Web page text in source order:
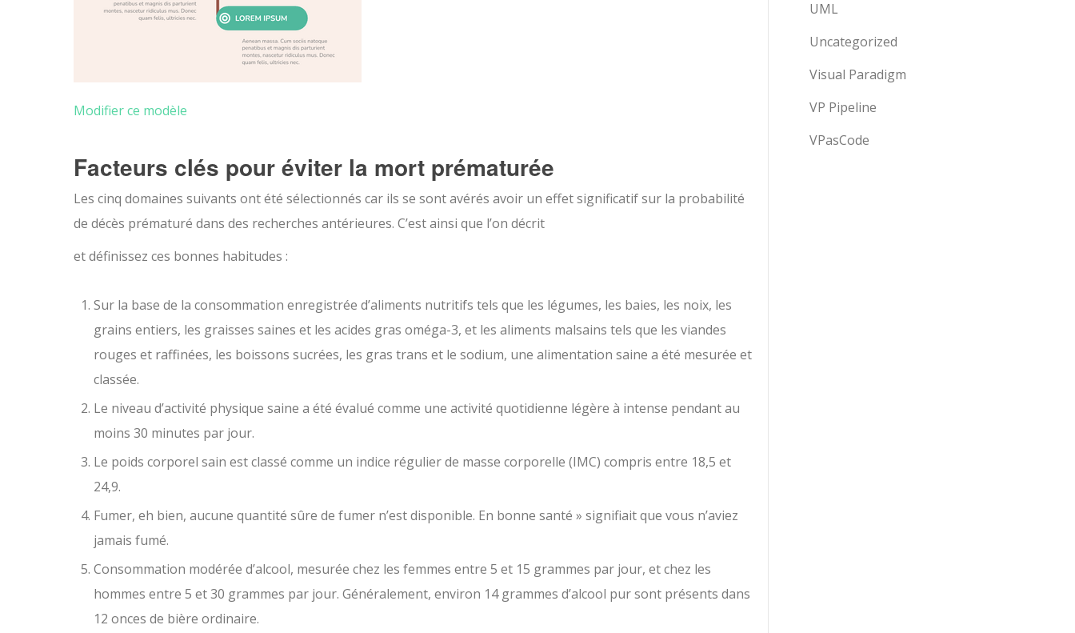
Modifier ce modèle
Facteurs clés pour éviter la mort prématurée
Les cinq domaines suivants ont été sélectionnés car ils se sont avérés avoir un effet significatif sur la probabilité
de décès prématuré dans des recherches antérieures. C’est ainsi que l’on décrit
et définissez ces bonnes habitudes :
Sur la base de la consommation enregistrée d’aliments nutritifs tels que les légumes, les baies, les noix, les
grains entiers, les graisses saines et les acides gras oméga-3, et les aliments malsains tels que les viandes
rouges et raffinées, les boissons sucrées, les gras trans et le sodium, une alimentation saine a été mesurée et
classée.
Le niveau d’activité physique saine a été évalué comme une activité quotidienne légère à intense pendant au
moins 30 minutes par jour.
Le poids corporel sain est classé comme un indice régulier de masse corporelle (IMC) compris entre 18,5 et
24,9.
Fumer, eh bien, aucune quantité sûre de fumer n’est disponible. En bonne santé » signifiait que vous n’aviez
jamais fumé.
Consommation modérée d’alcool, mesurée chez les femmes entre 5 et 15 grammes par jour, et chez les
hommes entre 5 et 30 grammes par jour. Généralement, environ 14 grammes d’alcool pur sont présents dans
12 onces de bière ordinaire.
UML
Uncategorized
Visual Paradigm
VP Pipeline
VPasCode